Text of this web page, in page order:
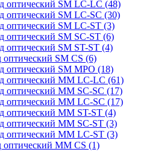
оптический SM LC-LC (48)
оптический SM LC-SC (30)
оптический SM LC-ST (3)
оптический SM SC-ST (6)
оптический SM ST-ST (4)
оптический SM CS (6)
оптический SM MPO (18)
оптический MM LC-LC (61)
оптический MM SC-SC (17)
оптический MM LC-SC (17)
оптический MM ST-ST (4)
оптический MM SC-ST (3)
оптический MM LC-ST (3)
оптический MM CS (1)